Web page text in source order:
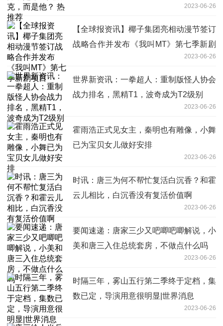
2023-06-26
【全球报资讯】椰子集团亮相动漫节签订
战略合作并发布《我叫MT》第七季新剧
2023-06-26
世界新资讯：一拳超人：重制版怪人协会
战力排名，黑精T1，波奇成为T2级别
2023-06-26
霍雨浩正式见女主，秦明也有雕像，小舞
已为宝贝女儿做好安排
2023-06-26
时讯：唐三为何不帮忙复活白沉香？和霍
云儿相比，白沉香没有复活价值啊
2023-06-26
要闻速递：唐家三少又吧唧吧唧解说，小
美和唐三入住总统套房，不做点什么吗
2023-06-26
时隔三年，雾山五行第二季终于定档，集
数已定，导演用意很明显|世界消息
2023-06-26